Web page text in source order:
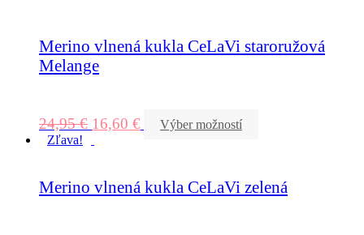
Merino vlnená kukla CeLaVi staroružová
Melange
24,95€ 16,60 €
Výber možností
Zľava!
Merino vlnená kukla CeLaVi zelená